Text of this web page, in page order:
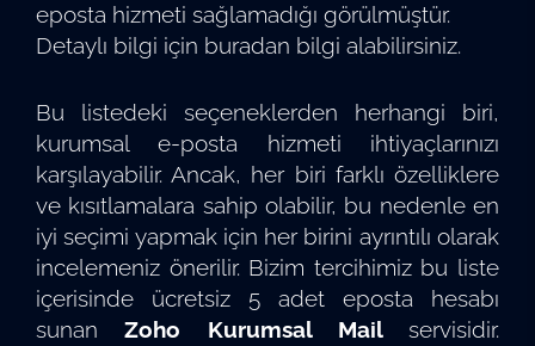
eposta hizmeti sağlamadığı görülmüştür.
Detaylı bilgi için buradan bilgi alabilirsiniz.
Bu listedeki seçeneklerden herhangi biri,
kurumsal e-posta hizmeti ihtiyaçlarınızı
karşılayabilir. Ancak, her biri farklı özelliklere
ve kısıtlamalara sahip olabilir, bu nedenle en
iyi seçimi yapmak için her birini ayrıntılı olarak
incelemeniz önerilir. Bizim tercihimiz bu liste
içerisinde ücretsiz 5 adet eposta hesabı
sunanZoho Kurumsal Mail servisidir.